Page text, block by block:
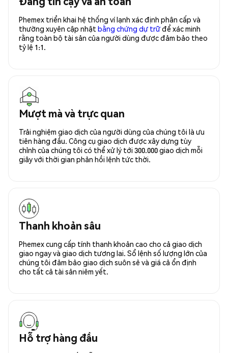
Phemex triển khai hệ thống ví lạnh xác định phân cấp và
thường xuyên cập nhật bằng chứng dự trữđể xác minh
rằng toàn bộ tài sản của người dùng được đảm bảo theo
tỷ lệ 1:1.
Mượt mà và trực quan
Trải nghiệm giao dịch của người dùng của chúng tôi là ưu
tiên hàng đầu. Công cụ giao dịch được xây dựng tùy
chỉnh của chúng tôi có thể xử lý tới 300.000 giao dịch mỗi
giây với thời gian phản hồi lệnh tức thời.
Thanh khoản sâu
Phemex cung cấp tính thanh khoản cao cho cả giao dịch
giao ngay và giao dịch tương lai. Sổ lệnh số lượng lớn của
chúng tôi đảm bảo giao dịch suôn sẻ và giá cả ổn định
cho tất cả tài sản niêm yết.
Hỗ trợ hàng đầu